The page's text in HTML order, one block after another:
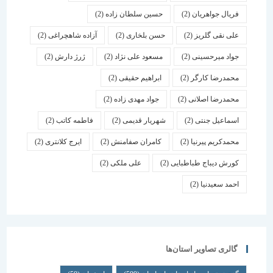
فریال جواهریان(2) حسین سلطان زاده(2)
علی نقی گلریز(2) حسن بلخاری(2) آزاده شاهچراغی(2)
جواد میرحسینی(2) مسعود علی نژاد(2) ژرژ دارش (2)
محمدرضا کارگر(2) ابراهیم حقیقی(2)
محمدرضا اصلانی(2) جواد مهدی زاده(2)
اسماعیل جنتی(2) شهریار قدیمی(2) فاطمه کاتب(2)
محمدکریم پیرنیا (2) کامران صفامنش(2) ایرج کلانتری (2)
کورش دیباج طباطبایی(2) علی ملکی(2)
احمد سعیدنیا (2)
گالری تصاویر استان‌ها